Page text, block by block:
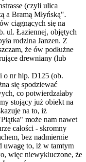
(czyli ulica
a Bramą Młyńską".
ciągnących się na
ul. Łaziennej, objętych
rodzina Janzen. Z
że ów podłużne
drewniany (lub
o nr hip. D125 (ob.
się spodziewać
co potwierdzałaby
stojący już obiekt na
na to, iż
może nam nawet
całości - skromny
bez nadmiernie
uwagę to, iż w tamtym
więc niewykluczone, że